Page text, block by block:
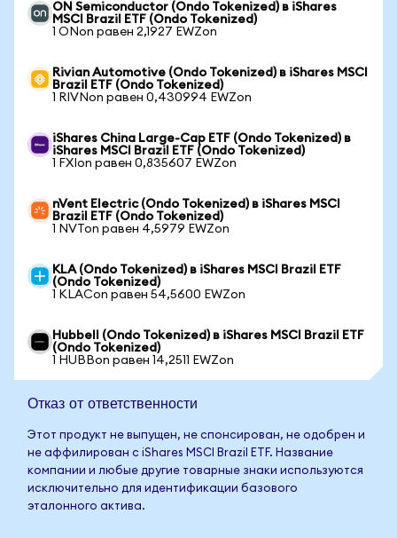
ON Semiconductor (Ondo Tokenized) в iShares
MSCI Brazil ETF (Ondo Tokenized)
1 ONon равен 2,1927 EWZon
Rivian Automotive (Ondo Tokenized) в iShares MSCI
Brazil ETF (Ondo Tokenized)
1 RIVNon равен 0,430994 EWZon
iShares China Large-Cap ETF (Ondo Tokenized) в
iShares MSCI Brazil ETF (Ondo Tokenized)
1 FXIon равен 0,835607 EWZon
nVent Electric (Ondo Tokenized) в iShares MSCI
Brazil ETF (Ondo Tokenized)
1 NVTon равен 4,5979 EWZon
KLA (Ondo Tokenized) в iShares MSCI Brazil ETF
(Ondo Tokenized)
1 KLACon равен 54,5600 EWZon
Hubbell (Ondo Tokenized) в iShares MSCI Brazil ETF
(Ondo Tokenized)
1 HUBBon равен 14,2511 EWZon
Отказ от ответственности
Этот продукт не выпущен, не спонсирован, не одобрен и
не аффилирован с iShares MSCI Brazil ETF. Название
компании и любые другие товарные знаки используются
исключительно для идентификации базового
эталонного актива.